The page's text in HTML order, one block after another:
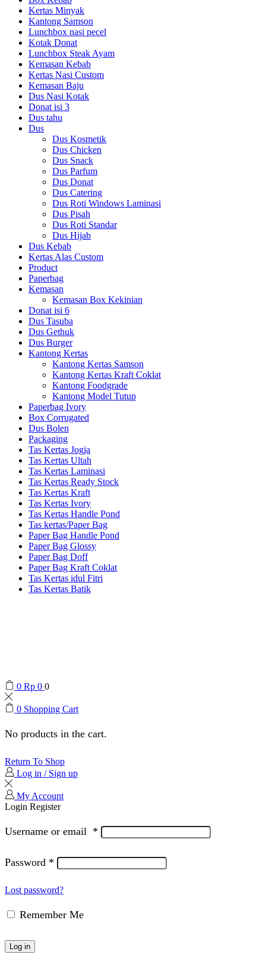
Kertas Minyak
Kantong Samson
Lunchbox nasi pecel
Kotak Donat
Lunchbox Steak Ayam
Kemasan Kebab
Kertas Nasi Custom
Kemasan Baju
Dus Nasi Kotak
Donat isi 3
Dus tahu
Dus
Dus Kosmetik
Dus Chicken
Dus Snack
Dus Parfum
Dus Donat
Dus Catering
Dus Roti Windows Laminasi
Dus Pisah
Dus Roti Standar
Dus Hijab
Dus Kebab
Kertas Alas Custom
Product
Paperbag
Kemasan
Kemasan Box Kekinian
Donat isi 6
Dus Tasuba
Dus Gethuk
Dus Burger
Kantong Kertas
Kantong Kertas Samson
Kantong Kertas Kraft Coklat
Kantong Foodgrade
Kantong Model Tutup
Paperbag Ivory
Box Corrugated
Dus Bolen
Packaging
Tas Kertas Jogja
Tas Kertas Ultah
Tas Kertas Laminasi
Tas Kertas Ready Stock
Tas Kertas Kraft
Tas Kertas Ivory
Tas Kertas Handle Pond
Tas kertas/Paper Bag
Paper Bag Handle Pond
Paper Bag Glossy
Paper Bag Doff
Paper Bag Kraft Coklat
Tas Kertas idul Fitri
Tas Kertas Batik
0 Rp 0 0
0 Shopping Cart
No products in the cart.
Return To Shop
Log in / Sign up
My Account
Login Register
Username or email *
Password *
Lost password?
Remember Me
Log in